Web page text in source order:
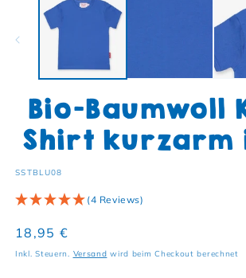
Bio-Baumwoll
Shirt kurzarm
SKU:
SSTBLU08
(4 Reviews)
Normaler Preis
18,95 €
Inkl. Steuern. Versand wird beim Checkout berechnet